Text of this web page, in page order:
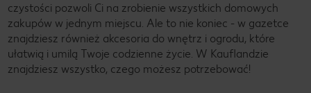
czystości pozwoli Ci na zrobienie wszystkich domowych
zakupów w jednym miejscu. Ale to nie koniec - w gazetce
znajdziesz również akcesoria do wnętrz i ogrodu, które
ułatwią i umilą Twoje codzienne życie. W Kauflandzie
znajdziesz wszystko, czego możesz potrzebować!